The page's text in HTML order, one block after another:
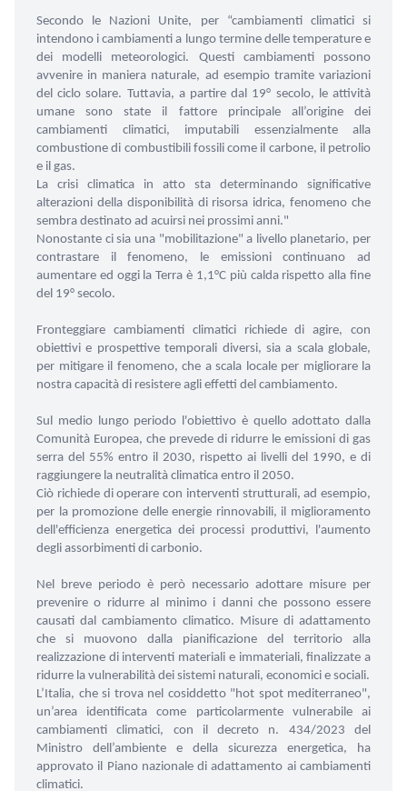
Secondo le Nazioni Unite, per “cambiamenti climatici si
intendono i cambiamenti a lungo termine delle temperature e
dei modelli meteorologici. Questi cambiamenti possono
avvenire in maniera naturale, ad esempio tramite variazioni
del ciclo solare. Tuttavia, a partire dal 19° secolo, le attività
umane sono state il fattore principale all’origine dei
cambiamenti climatici, imputabili essenzialmente alla
combustione di combustibili fossili come il carbone, il petrolio
e il gas.
La crisi climatica in atto sta determinando significative
alterazioni della disponibilità di risorsa idrica, fenomeno che
sembra destinato ad acuirsi nei prossimi anni."
Nonostante ci sia una "mobilitazione" a livello planetario, per
contrastare il fenomeno, le emissioni continuano ad
aumentare ed oggi la Terra è 1,1°C più calda rispetto alla fine
del 19° secolo.
Fronteggiare cambiamenti climatici richiede di agire, con
obiettivi e prospettive temporali diversi, sia a scala globale,
per mitigare il fenomeno, che a scala locale per migliorare la
nostra capacità di resistere agli effetti del cambiamento.
Sul medio lungo periodo l'obiettivo è quello adottato dalla
Comunità Europea, che prevede di ridurre le emissioni di gas
serra del 55% entro il 2030, rispetto ai livelli del 1990, e di
raggiungere la neutralità climatica entro il 2050.
Ciò richiede di operare con interventi strutturali, ad esempio,
per la promozione delle energie rinnovabili, il miglioramento
dell'efficienza energetica dei processi produttivi, l'aumento
degli assorbimenti di carbonio.
Nel breve periodo è però necessario adottare misure per
prevenire o ridurre al minimo i danni che possono essere
causati dal cambiamento climatico. Misure di adattamento
che si muovono dalla pianificazione del territorio alla
realizzazione di interventi materiali e immateriali, finalizzate a
ridurre la vulnerabilità dei sistemi naturali, economici e sociali.
L’Italia, che si trova nel cosiddetto "hot spot mediterraneo",
un’area identificata come particolarmente vulnerabile ai
cambiamenti climatici, con il decreto n. 434/2023 del
Ministro dell’ambiente e della sicurezza energetica, ha
approvato il Piano nazionale di adattamento ai cambiamenti
climatici.